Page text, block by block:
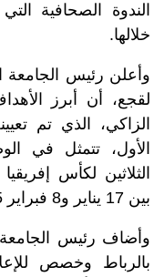
الندوة الصحافية
خلالها.
وأعلن رئيس الجامعة
لقجع، أن أبرز
الزاكي، الذي تم
الأول، تتمثل في
الثلاثين لكأس
بين 17 يناير و8 فبراير 2015.
وأضاف رئيس
بالرباط وخصص